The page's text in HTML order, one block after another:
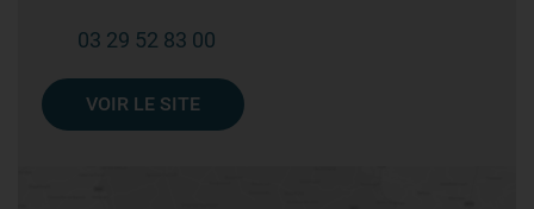
03 29 52 83 00
VOIR LE SITE